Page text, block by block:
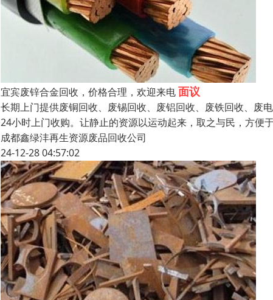
宜宾废锌合金回收，价格合理，欢迎来电面议
长期上门提供废铜回收、废锡回收、废铝回收、废铁回收、废
24小时上门收购。让静止的资源以运动起来，取之与民，方
成都鑫绿沣再生资源废品回收公司
24-12-28 04:57:02